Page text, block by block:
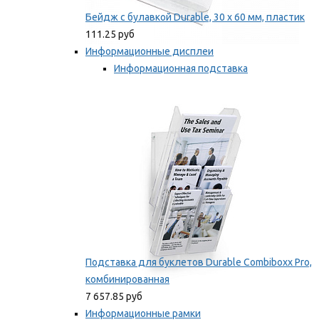
Бейдж с булавкой Durable, 30 х 60 мм, пластик
111.25 руб
Информационные дисплеи
Информационная подставка
Подставка для буклетов Durable Combiboxx Pro,
комбинированная
7 657.85 руб
Информационные рамки